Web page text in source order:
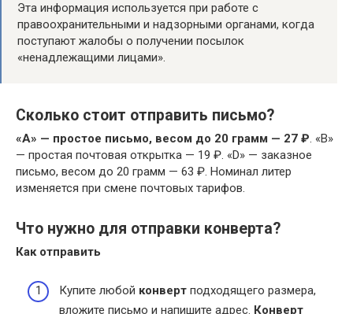
Эта информация используется при работе с
правоохранительными и надзорными органами, когда
поступают жалобы о получении посылок
«ненадлежащими лицами».
Сколько стоит отправить письмо?
«А» — простое письмо, весом до 20 грамм — 27 ₽. «B»
— простая почтовая открытка — 19 ₽. «D» — заказное
письмо, весом до 20 грамм — 63 ₽. Номинал литер
изменяется при смене почтовых тарифов.
Что нужно для отправки конверта?
Как отправить
Купите любой конверт подходящего размера,
вложите письмо и напишите адрес. Конверт